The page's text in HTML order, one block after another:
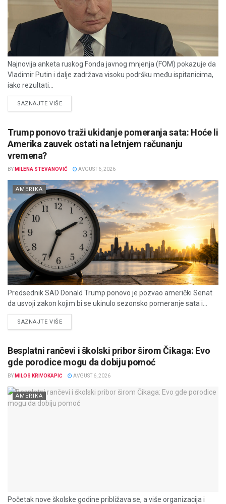
Najnovija anketa ruskog Fonda javnog mnjenja (FOM) pokazuje da
Vladimir Putin i dalje zadržava visoku podršku među ispitanicima,
iako rezultati...
SAZNAJTE VIŠEDETAILS
Trump ponovo traži ukidanje pomeranja sata: Hoće li
Amerika zauvek ostati na letnjem računanju
vremena?
BY MILENA STEVANOVIĆ AVGUST 6, 2026
AMERIKA
Predsednik SAD Donald Trump ponovo je pozvao američki Senat
da usvoji zakon kojim bi se ukinulo sezonsko pomeranje sata i...
SAZNAJTE VIŠEDETAILS
Besplatni rančevi i školski pribor širom Čikaga: Evo
gde porodice mogu da dobiju pomoć
BY MILOS KRIVOKAPIĆ AVGUST 6, 2026
AMERIKA
Početak nove školske godine približava se, a više organizacija i